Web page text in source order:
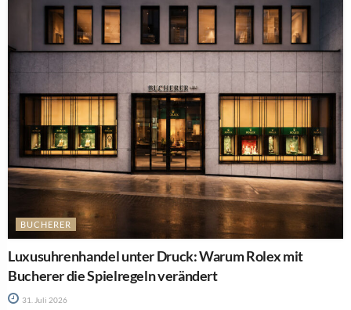
BUCHERER
Luxusuhrenhandel unter Druck: Warum Rolex mit
Bucherer die Spielregeln verändert
31. Juli 2026